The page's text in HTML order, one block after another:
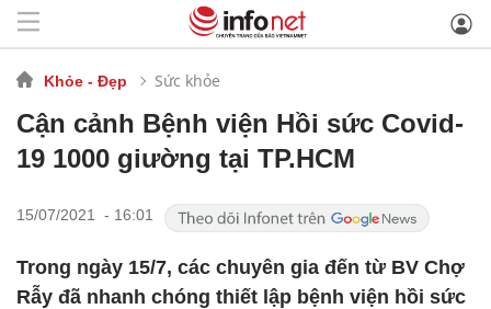
Khỏe - Đẹp Sức khỏe
Cận cảnh Bệnh viện Hồi sức Covid-
19 1000 giường tại TP.HCM
15/07/2021 - 16:01
Trong ngày 15/7, các chuyên gia đến từ BV Chợ
Rẫy đã nhanh chóng thiết lập bệnh viện hồi sức